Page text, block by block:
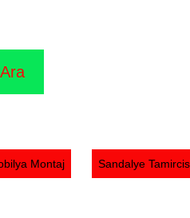
Montaj Sandalye
Tamircisi
bölgedeki en güvenilir ve
bir Tamircisi her türlü
olmalarını sağlar. Hızlı ve